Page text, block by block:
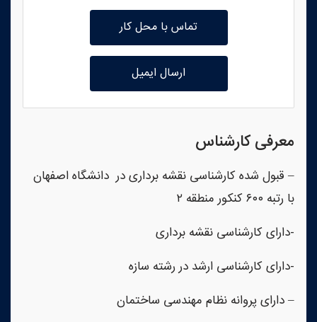
تماس با محل کار
ارسال ایمیل
معرفی کارشناس
– قبول شده کارشناسی نقشه برداری در دانشگاه اصفهان
با رتبه ۶۰۰ کنکور منطقه ۲
-دارای کارشناسی نقشه برداری
-دارای کارشناسی ارشد در رشته سازه
– دارای پروانه نظام مهندسی ساختمان